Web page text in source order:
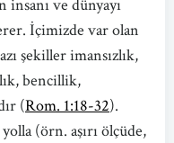
insanı ve dünyayı
İçimizde var olan
şekiller imansızlık,
bencillik,
(Rom. 1:18-32).
(örn. aşırı ölçüde,